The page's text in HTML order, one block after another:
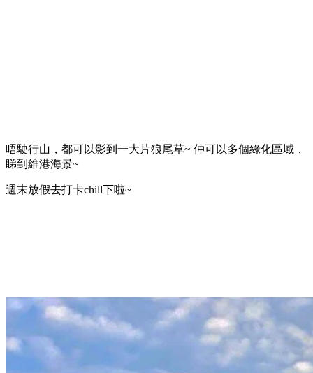
唔駛行山，都可以影到一大片狼尾草~ 仲可以多個綠化區域，
睇到維港海景~
週末放假去打卡chill下啦~